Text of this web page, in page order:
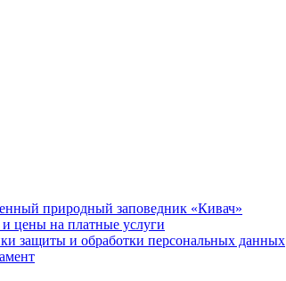
природный заповедник «Кивач»
цены на платные услуги
защиты и обработки персональных данных